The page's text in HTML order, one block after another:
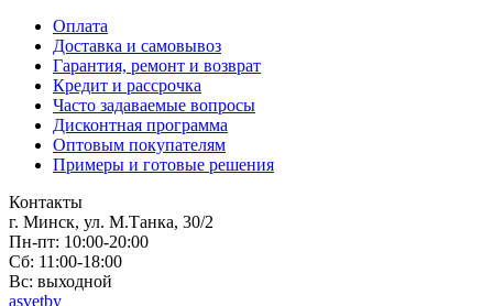
Оплата
Доставка и самовывоз
Гарантия, ремонт и возврат
Кредит и рассрочка
Часто задаваемые вопросы
Дисконтная программа
Оптовым покупателям
Примеры и готовые решения
Контакты
г. Минск, ул. М.Танка, 30/2
Пн-пт: 10:00-20:00
Сб: 11:00-18:00
Вс: выходной
asvetby